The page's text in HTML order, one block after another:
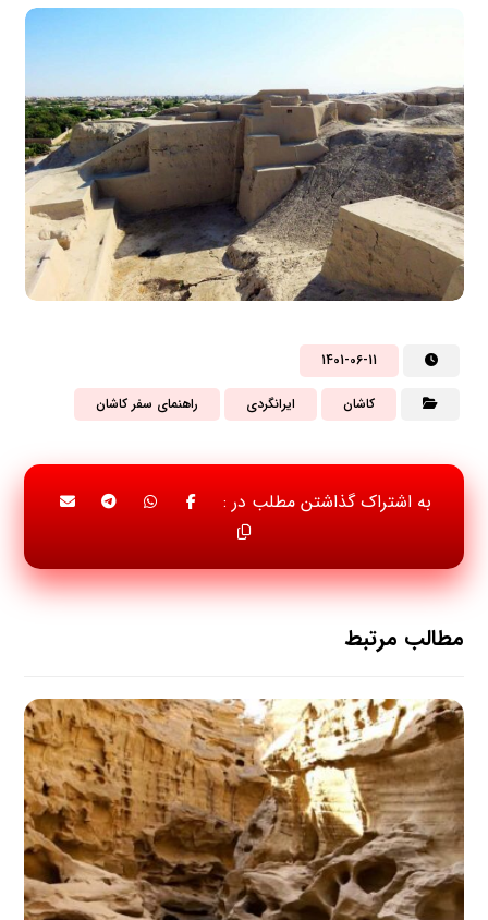
1401-06-11
کاشان ایرانگردی راهنمای سفر کاشان
مطالب مرتبط